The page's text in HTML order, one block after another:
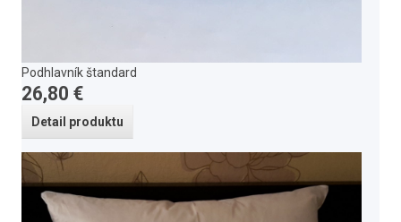
Podhlavník štandard
26,80 €
Detail produktu